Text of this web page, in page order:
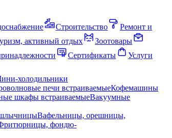
Строительство
Ремонт и
активный отдых
Зоотовары
Сертификаты
Услуги
холодильники
печи встраиваемыеКофемашины
шкафы встраиваемыеВакуумные
Вафельницы, орешницы,
фондю-